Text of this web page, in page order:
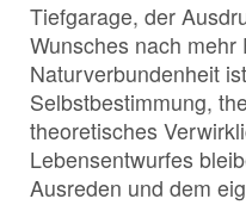
Tiefgarage, der
Wunsches nach mehr
Naturverbundenheit
Selbstbestimmung,
theoretisches
Lebensentwurfes
Ausreden und dem